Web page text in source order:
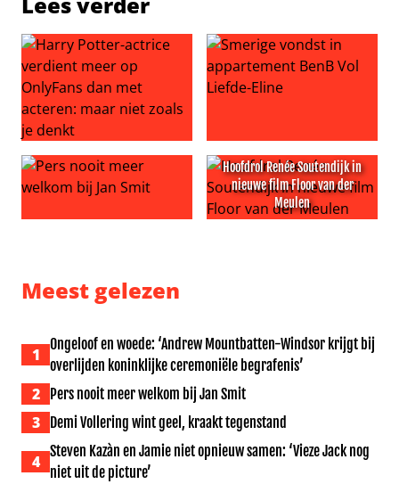
Harry Potter-actrice verdient meer op OnlyFans dan
Smerige vondst in
Hoofdrol Renée Soutendijk in
nieuwe film Floor van der
Meulen
Meest gelezen
1
Ongeloof en woede: ‘Andrew Mountbatten-Windsor krijgt bij
overlijden koninklijke ceremoniële begrafenis’
2 Pers nooit meer welkom bij Jan Smit
3 Demi Vollering wint geel, kraakt tegenstand
4
Steven Kazàn en Jamie niet opnieuw samen: ‘Vieze Jack nog
niet uit de picture’